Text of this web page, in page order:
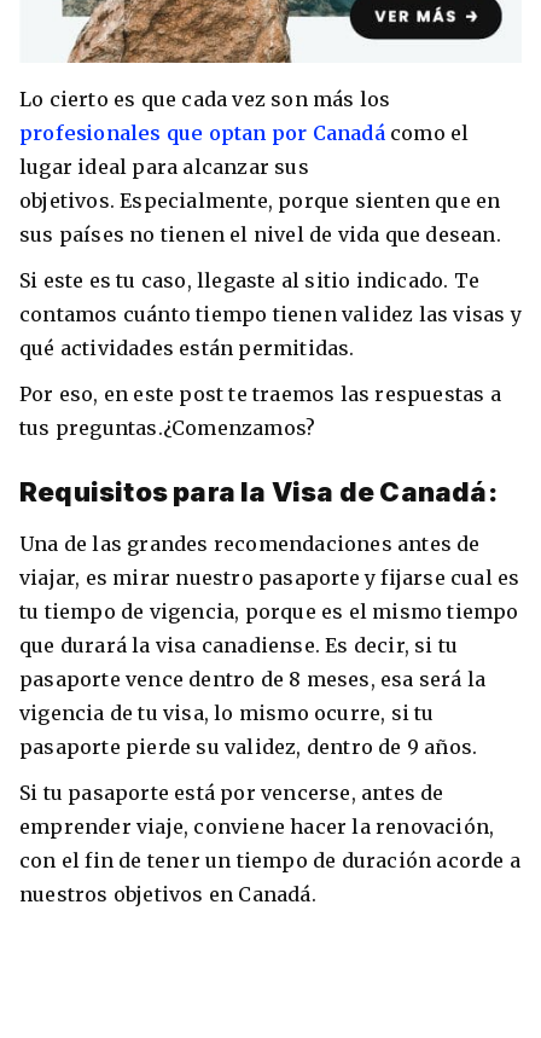
+30 Summer English for Professionals en
Melbourne
Lo cierto es que cada vez son más los
profesionales que optan por Canadácomo el
lugar ideal para alcanzar sus
objetivos. Especialmente, porque sienten que en
sus países no tienen el nivel de vida que desean.
Si este es tu caso, llegaste al sitio indicado. Te
contamos cuánto tiempo tienen validez las visas y
qué actividades están permitidas.
Por eso, en este post te traemos las respuestas a
tus preguntas.¿Comenzamos?
Requisitos para la Visa de Canadá:
Una de las grandes recomendaciones antes de
viajar, es mirar nuestro pasaporte y fijarse cual es
tu tiempo de vigencia, porque es el mismo tiempo
que durará la visa canadiense. Es decir, si tu
pasaporte vence dentro de 8 meses, esa será la
vigencia de tu visa, lo mismo ocurre, si tu
pasaporte pierde su validez, dentro de 9 años.
Si tu pasaporte está por vencerse, antes de
emprender viaje, conviene hacer la renovación,
con el fin de tener un tiempo de duración acorde a
nuestros objetivos en Canadá.